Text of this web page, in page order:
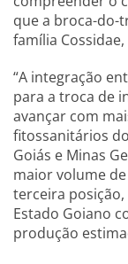
que a broca-do-
família
“A integração
para a troca de
avançar com
fitossanitários
Goiás e Minas
maior volume
terceira
Estado Goiano
produção